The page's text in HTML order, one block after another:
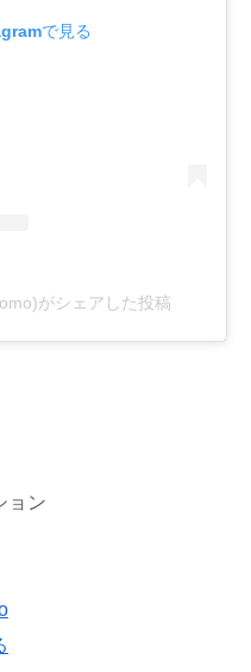
で見る
がシェアした投稿
ョン